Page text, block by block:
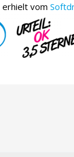
erhielt vom